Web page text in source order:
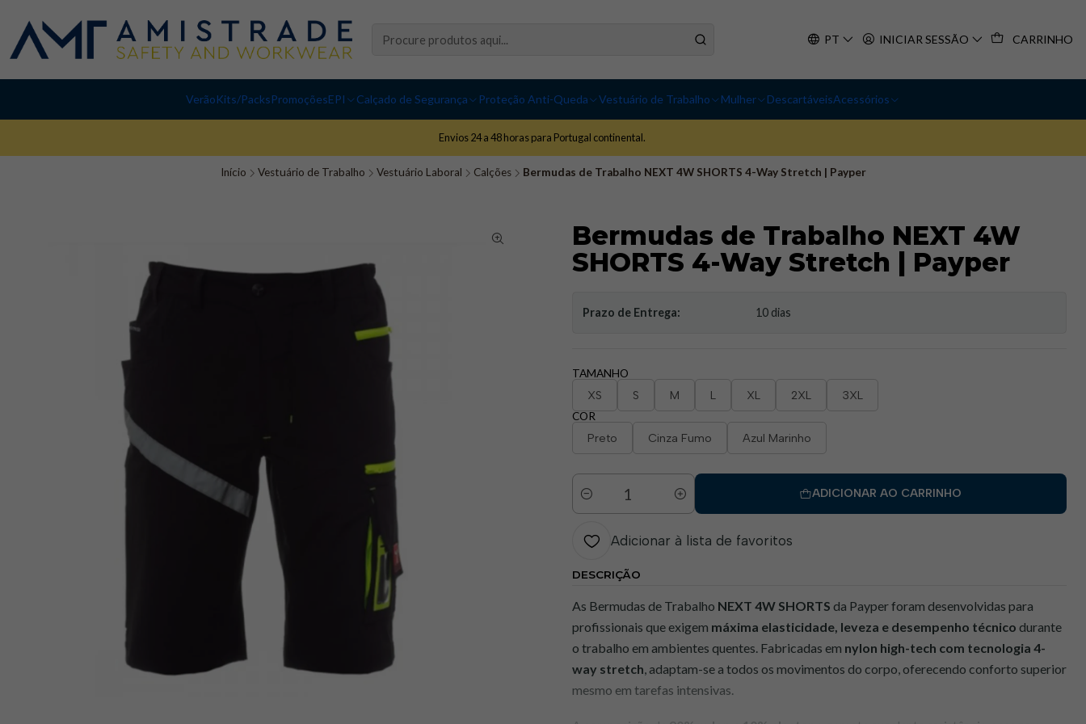
PT INICIAR SESSÃO CARRINHO
VerãoKits/PacksPromoçõesEPI Calçado de Segurança Proteção Anti-Queda Vestuário de Trabalho Mulher DescartáveisAcessórios
Envios 24 a 48 horas para Portugal continental.
Início Vestuário de Trabalho Vestuário Laboral Calções Bermudas de Trabalho NEXT 4W SHORTS 4-Way Stretch | Payper
Bermudas de Trabalho NEXT 4W
SHORTS 4-Way Stretch | Payper
Prazo de Entrega: 10 dias
TAMANHO
XS S M L XL 2XL 3XL
COR
Preto Cinza Fumo Azul Marinho
Quantidade
ADICIONAR AO CARRINHO
Adicionar à lista de favoritos
DESCRIÇÃO
As Bermudas de Trabalho NEXT 4W SHORTS da Payper foram desenvolvidas para
profissionais que exigem máxima elasticidade, leveza e desempenho técnico durante
o trabalho em ambientes quentes. Fabricadas em nylon high-tech com tecnologia 4-
way stretch, adaptam-se a todos os movimentos do corpo, oferecendo conforto superior
mesmo em tarefas intensivas.